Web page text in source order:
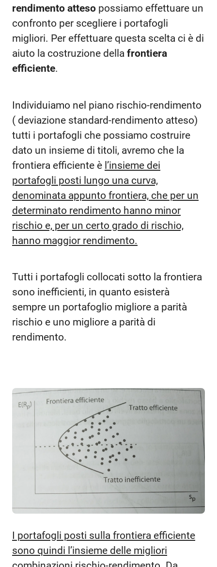
rendimento atteso possiamo effettuare un
confronto per scegliere i portafogli
migliori. Per effettuare questa scelta ci è di
aiuto la costruzione della frontiera
efficiente.
Individuiamo nel piano rischio-rendimento
( deviazione standard-rendimento atteso)
tutti i portafogli che possiamo costruire
dato un insieme di titoli, avremo che la
frontiera efficiente è l’insieme dei
portafogli posti lungo una curva,
denominata appunto frontiera, che per un
determinato rendimento hanno minor
rischio e, per un certo grado di rischio,
hanno maggior rendimento.
Tutti i portafogli collocati sotto la frontiera
sono inefficienti, in quanto esisterà
sempre un portafoglio migliore a parità
rischio e uno migliore a parità di
rendimento.
I portafogli posti sulla frontiera efficiente
sono quindi l’insieme delle migliori